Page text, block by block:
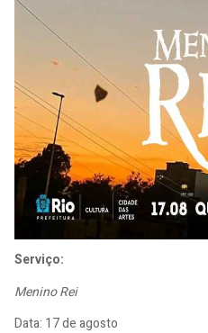
Serviço:
Menino Rei
Data: 17 de agosto